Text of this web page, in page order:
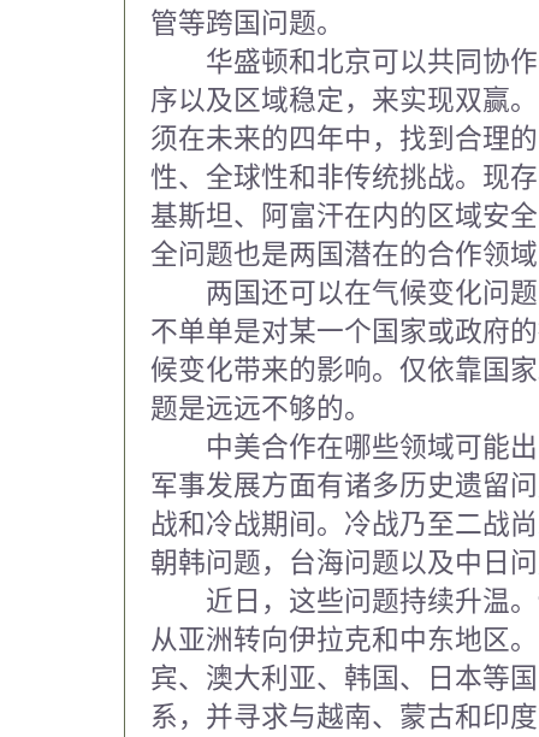
管等跨国问题。
华盛顿和北京可以共同协作
序以及区域稳定，来实现双赢
须在未来的四年中，找到合理
性、全球性和非传统挑战。现
基斯坦、阿富汗在内的区域安
全问题也是两国潜在的合作领
两国还可以在气候变化问题
不单单是对某一个国家或政府
候变化带来的影响。仅依靠国
题是远远不够的。
中美合作在哪些领域可能出
军事发展方面有诸多历史遗留
战和冷战期间。冷战乃至二战
朝韩问题，台海问题以及中日
近日，这些问题持续升温。
从亚洲转向伊拉克和中东地区
宾、澳大利亚、韩国、日本等
系，并寻求与越南、蒙古和印